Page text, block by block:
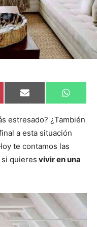
C
o
p
r
i
r
e
E
m
i
C
o
p
r
r
e
W
h
t
A
estresado? ¿También
a esta situación
te contamos las
quieres vivir en una